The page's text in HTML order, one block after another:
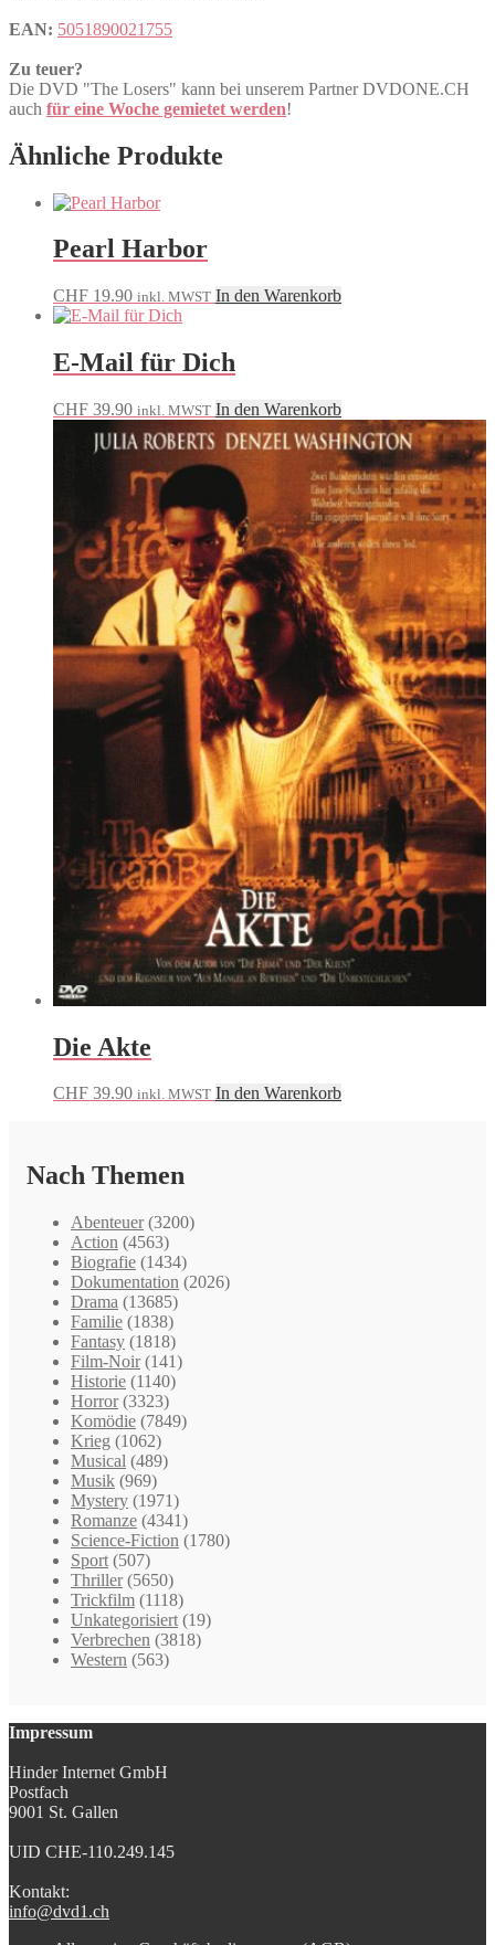
EAN: 5051890021755
Zu teuer?
Die DVD "The Losers" kann bei unserem Partner DVDONE.CH
auch für eine Woche gemietet werden!
Ähnliche Produkte
Pearl Harbor
CHF 19.90 inkl. MWST In den Warenkorb
E-Mail für Dich
CHF 39.90 inkl. MWST In den Warenkorb
Die Akte
CHF 39.90 inkl. MWST In den Warenkorb
Nach Themen
Abenteuer (3200)
Action (4563)
Biografie (1434)
Dokumentation (2026)
Drama (13685)
Familie (1838)
Fantasy (1818)
Film-Noir (141)
Historie (1140)
Horror (3323)
Komödie (7849)
Krieg (1062)
Musical (489)
Musik (969)
Mystery (1971)
Romanze (4341)
Science-Fiction (1780)
Sport (507)
Thriller (5650)
Trickfilm (1118)
Unkategorisiert (19)
Verbrechen (3818)
Western (563)
Impressum
Hinder Internet GmbH
Postfach
9001 St. Gallen
UID CHE-110.249.145
Kontakt:
info@dvd1.ch